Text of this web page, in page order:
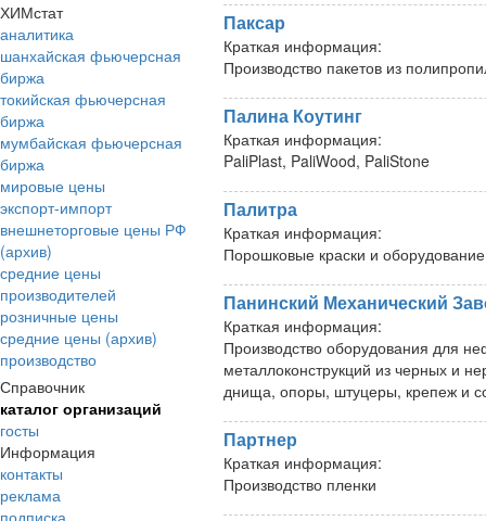
ХИМстат
аналитика
шанхайская фьючерсная
биржа
токийская фьючерсная
биржа
мумбайская фьючерсная
биржа
мировые цены
экспорт-импорт
внешнеторговые цены РФ
(архив)
средние цены
производителей
розничные цены
средние цены (архив)
производство
Справочник
каталог организаций
госты
Информация
контакты
реклама
подписка
Паксар
Краткая информация:
Производство пакетов из
Палина Коутинг
Краткая информация:
PaliPlast, PaliWood, PaliStone
Палитра
Краткая информация:
Порошковые краски и
Панинский Механический
Краткая информация:
Производство оборудования для
металлоконструкций из черных и
днища, опоры, штуцеры, крепеж и
Партнер
Краткая информация:
Производство пленки